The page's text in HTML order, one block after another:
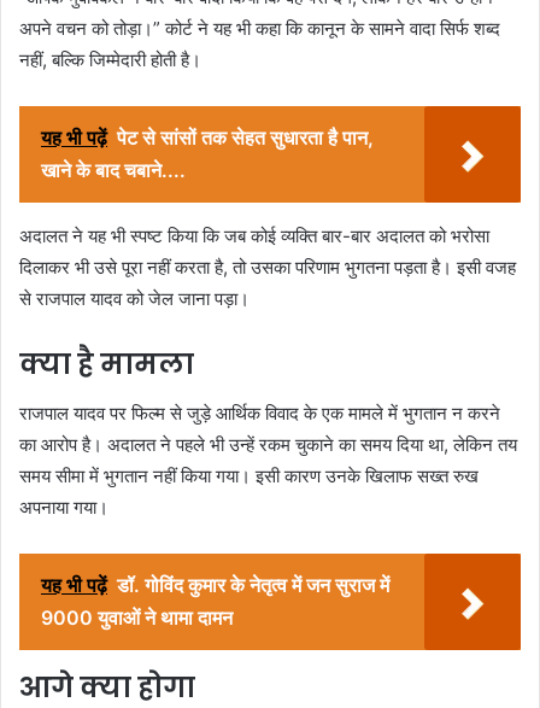
अपने वचन को तोड़ा।” कोर्ट ने यह भी कहा कि कानून के सामने वादा सिर्फ शब्द
नहीं, बल्कि जिम्मेदारी होती है।
यह भी पढ़ें पेट से सांसों तक सेहत सुधारता है पान,
खाने के बाद चबाने....
अदालत ने यह भी स्पष्ट किया कि जब कोई व्यक्ति बार-बार अदालत को भरोसा
दिलाकर भी उसे पूरा नहीं करता है, तो उसका परिणाम भुगतना पड़ता है। इसी वजह
से राजपाल यादव को जेल जाना पड़ा।
क्या है मामला
राजपाल यादव पर फिल्म से जुड़े आर्थिक विवाद के एक मामले में भुगतान न करने
का आरोप है। अदालत ने पहले भी उन्हें रकम चुकाने का समय दिया था, लेकिन तय
समय सीमा में भुगतान नहीं किया गया। इसी कारण उनके खिलाफ सख्त रुख
अपनाया गया।
यह भी पढ़ें डॉ. गोविंद कुमार के नेतृत्व में जन सुराज में
9000 युवाओं ने थामा दामन
आगे क्या होगा